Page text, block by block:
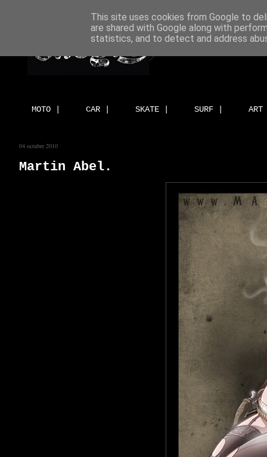
MOTO | CAR | SKATE | SURF |
04 octubre 2010
Martin Abel.
This site uses cookies from Google to
are shared with Google along with
statistics, and to detect and address